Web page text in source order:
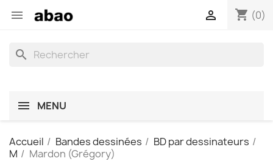
 shopping_cart (0)

search
MENU
Accueil Bandes dessinées
BD par dessinateurs
M
Mardon (Grégory)